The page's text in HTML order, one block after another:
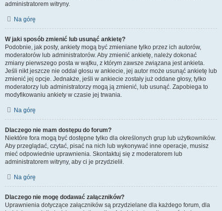
administratorem witryny.
Na górę
W jaki sposób zmienić lub usunąć ankietę?
Podobnie, jak posty, ankiety mogą być zmieniane tylko przez ich autorów,
moderatorów lub administratorów. Aby zmienić ankietę, należy dokonać
zmiany pierwszego posta w wątku, z którym zawsze związana jest ankieta.
Jeśli nikt jeszcze nie oddał głosu w ankiecie, jej autor może usunąć ankietę lub
zmienić jej opcje. Jednakże, jeśli w ankiecie zostały już oddane głosy, tylko
moderatorzy lub administratorzy mogą ją zmienić, lub usunąć. Zapobiega to
modyfikowaniu ankiety w czasie jej trwania.
Na górę
Dlaczego nie mam dostępu do forum?
Niektóre fora mogą być dostępne tylko dla określonych grup lub użytkowników.
Aby przeglądać, czytać, pisać na nich lub wykonywać inne operacje, musisz
mieć odpowiednie uprawnienia. Skontaktuj się z moderatorem lub
administratorem witryny, aby ci je przydzielił.
Na górę
Dlaczego nie mogę dodawać załączników?
Uprawnienia dotyczące załączników są przydzielane dla każdego forum, dla